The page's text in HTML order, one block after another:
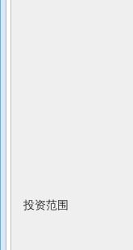
投资范围